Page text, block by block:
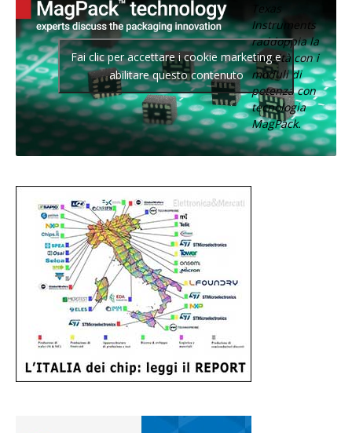
Texas
Instruments
raddoppia la
densità con i
moduli di
potenza con
tecnologia
MagPack.
Fai clic per accettare i cookie marketing e
abilitare questo contenuto